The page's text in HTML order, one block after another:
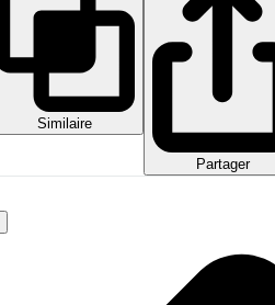
Similaire
Partager